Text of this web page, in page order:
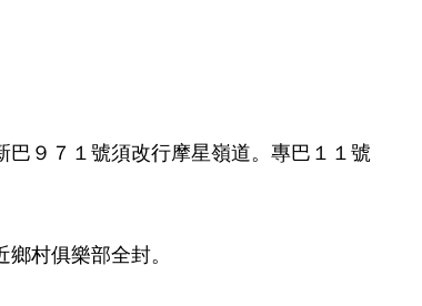
９７１號須改行摩星嶺道。專巴１１號
村俱樂部全封。